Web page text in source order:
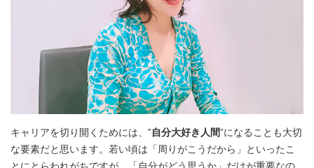
キャリアを切り開くためには、‟自分大好き人間”になることも大切
な要素だと思います。若い頃は「周りがこうだから」といったこ
とにとらわれがちですが、「自分がどう思うか」だけが重要なの